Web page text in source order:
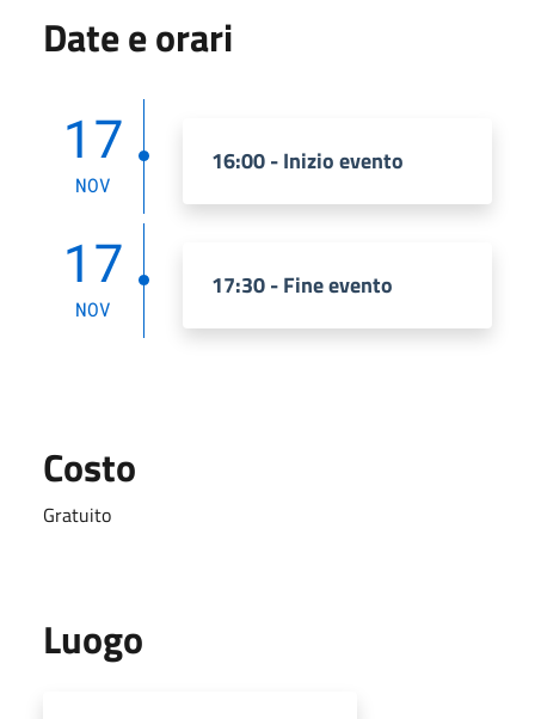
Date e orari
17
NOV
16:00 - Inizio evento
17
NOV
17:30 - Fine evento
Costo
Gratuito
Luogo